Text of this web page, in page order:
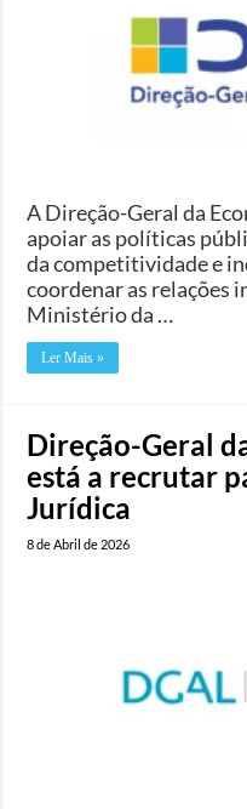
A Direção-Geral da
apoiar as políticas
da competitividade e
coordenar as relações
Ministério da …
Ler Mais »
Direção-Geral
está a recrutar
Jurídica
8 de Abril de 2026